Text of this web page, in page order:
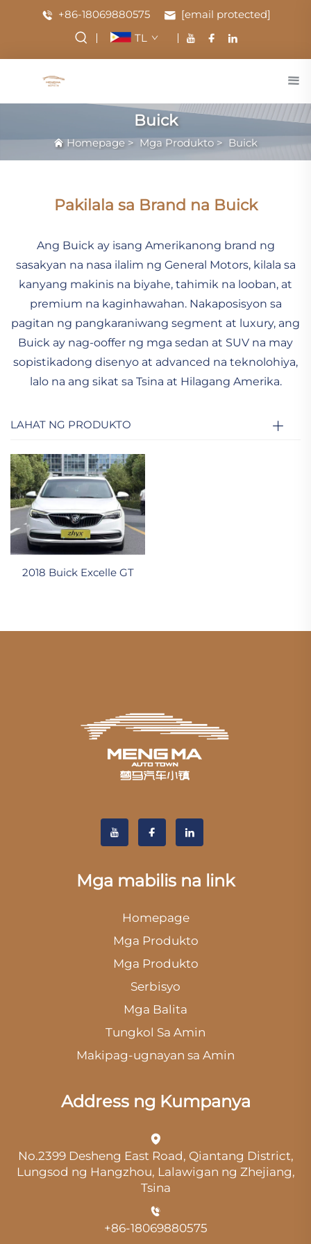
+86-18069880575
[email protected]
TL
Buick
Homepage > Mga Produkto > Buick
Pakilala sa Brand na Buick
Ang Buick ay isang Amerikanong brand ng
sasakyan na nasa ilalim ng General Motors, kilala sa
kanyang makinis na biyahe, tahimik na looban, at
premium na kaginhawahan. Nakaposisyon sa
pagitan ng pangkaraniwang segment at luxury, ang
Buick ay nag-ooffer ng mga sedan at SUV na may
sopistikadong disenyo at advanced na teknolohiya,
lalo na ang sikat sa Tsina at Hilagang Amerika.
LAHAT NG PRODUKTO
2018 Buick Excelle GT
Mga mabilis na link
Homepage
Mga Produkto
Mga Produkto
Serbisyo
Mga Balita
Tungkol Sa Amin
Makipag-ugnayan sa Amin
Address ng Kumpanya
No.2399 Desheng East Road, Qiantang District,
Lungsod ng Hangzhou, Lalawigan ng Zhejiang,
Tsina
+86-18069880575